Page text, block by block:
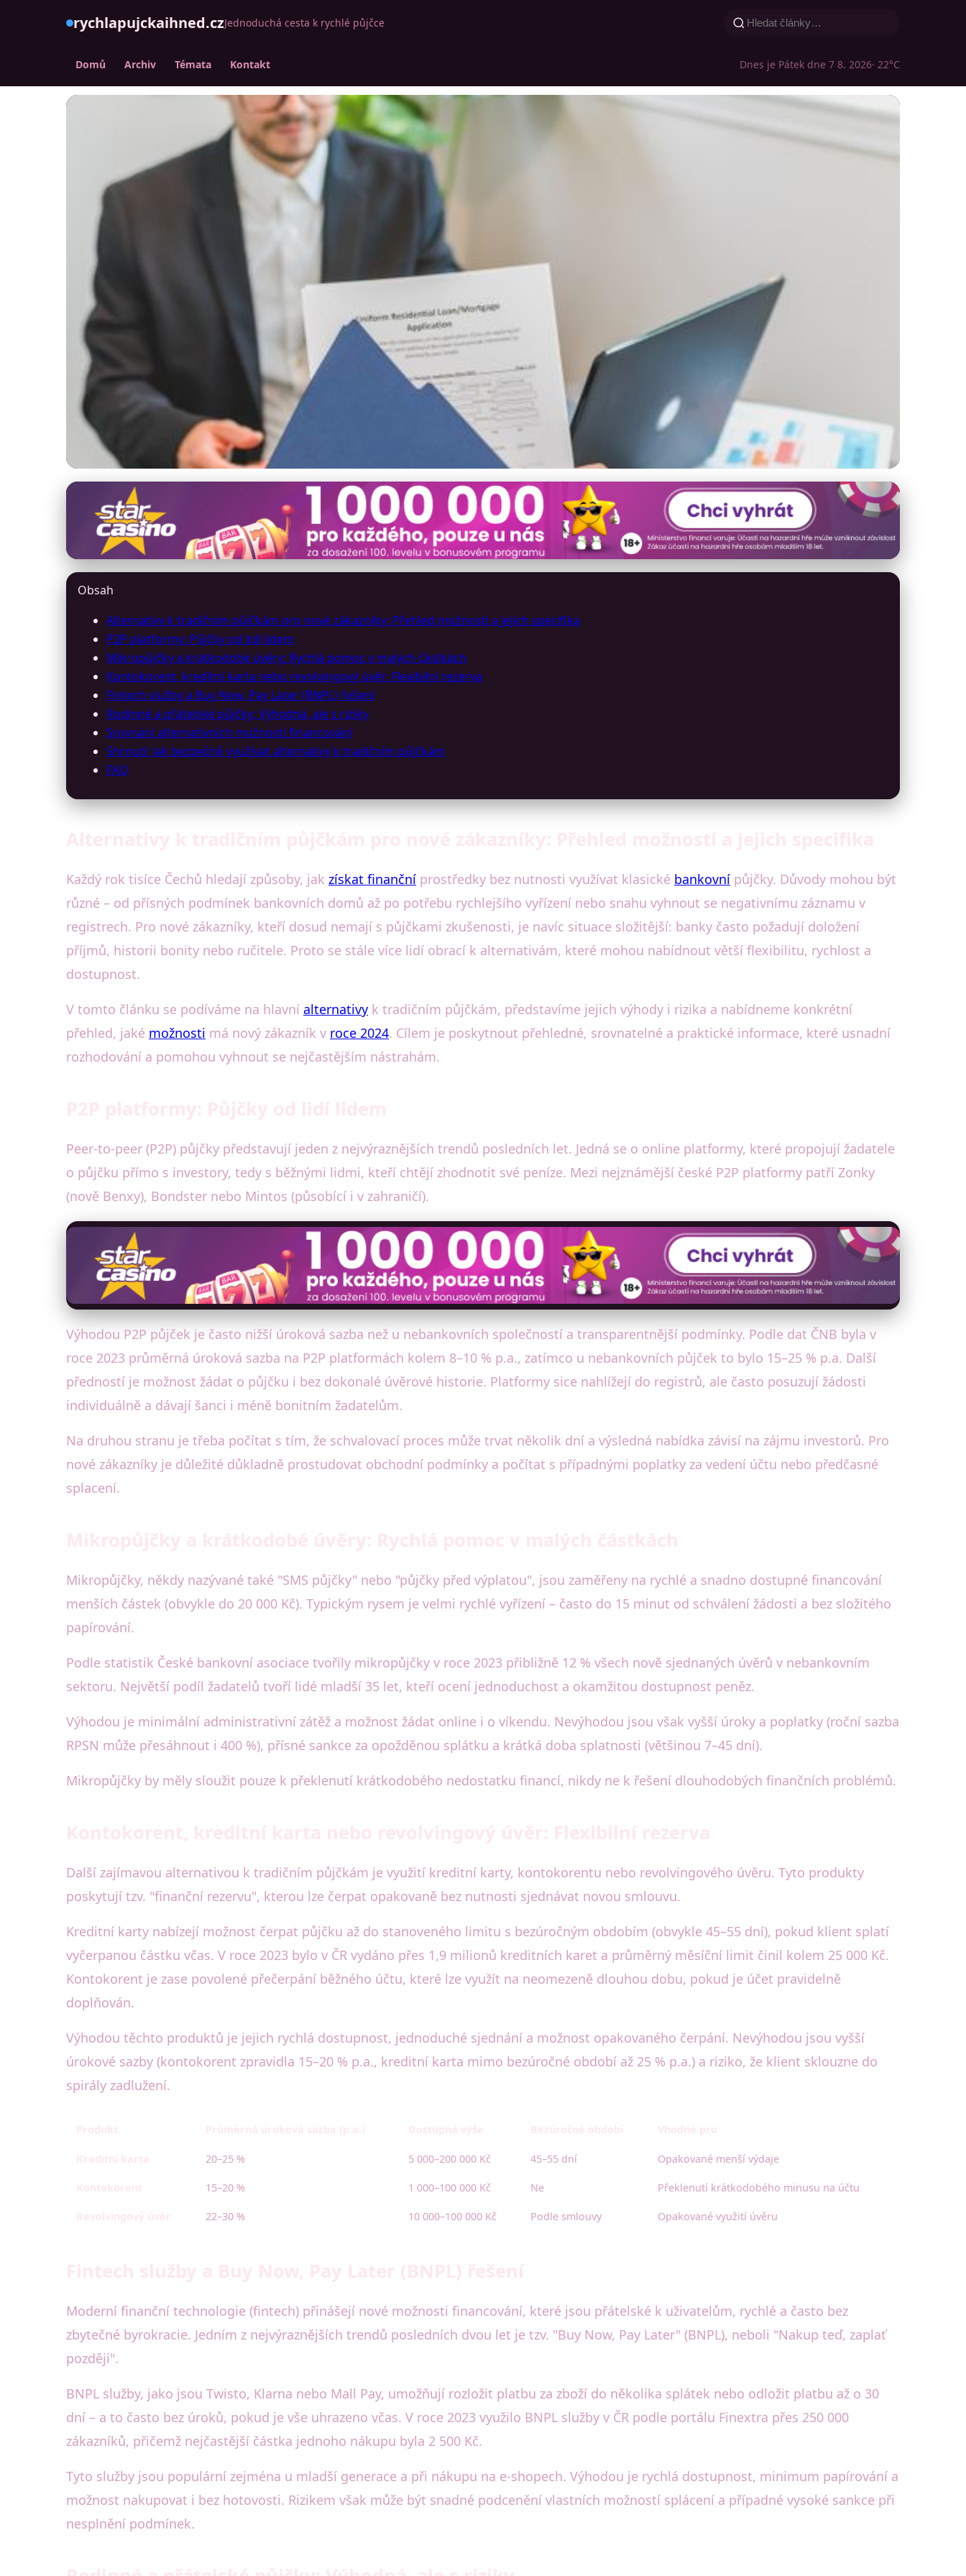
rychlapujckaihned.czJednoduchá cesta k rychlé půjčce
Domů Archiv Témata Kontakt Dnes je Pátek dne 7 8. 2026· 22°C
rychlapujckaihned.cz
Nové možnosti financování: Alternativy k tradičním půjčkám
v roce 2024
25. 6. 2026· 11 min čtení · Autor: Lucie Navrátilová
Obsah
Alternativy k tradičním půjčkám pro nové zákazníky: Přehled možností a jejich specifika
P2P platformy: Půjčky od lidí lidem
Mikropůjčky a krátkodobé úvěry: Rychlá pomoc v malých částkách
Kontokorent, kreditní karta nebo revolvingový úvěr: Flexibilní rezerva
Fintech služby a Buy Now, Pay Later (BNPL) řešení
Rodinné a přátelské půjčky: Výhodná, ale s riziky
Srovnání alternativních možností financování
Shrnutí: Jak bezpečně využívat alternativy k tradičním půjčkám
FAQ
Každý rok tisíce Čechů hledají způsoby, jak získat finanční prostředky bez nutnosti využívat klasické bankovní půjčky. Důvody mohou být
různé – od přísných podmínek bankovních domů až po potřebu rychlejšího vyřízení nebo snahu vyhnout se negativnímu záznamu v
registrech. Pro nové zákazníky, kteří dosud nemají s půjčkami zkušenosti, je navíc situace složitější: banky často požadují doložení
příjmů, historii bonity nebo ručitele. Proto se stále více lidí obrací k alternativám, které mohou nabídnout větší flexibilitu, rychlost a
dostupnost.
V tomto článku se podíváme na hlavní alternativy k tradičním půjčkám, představíme jejich výhody i rizika a nabídneme konkrétní
přehled, jaké možnosti má nový zákazník v roce 2024. Cílem je poskytnout přehledné, srovnatelné a praktické informace, které usnadní
rozhodování a pomohou vyhnout se nejčastějším nástrahám.
Peer-to-peer (P2P) půjčky představují jeden z nejvýraznějších trendů posledních let. Jedná se o online platformy, které propojují žadatele
o půjčku přímo s investory, tedy s běžnými lidmi, kteří chtějí zhodnotit své peníze. Mezi nejznámější české P2P platformy patří Zonky
(nově Benxy), Bondster nebo Mintos (působící i v zahraničí).
Výhodou P2P půjček je často nižší úroková sazba než u nebankovních společností a transparentnější podmínky. Podle dat ČNB byla v
roce 2023 průměrná úroková sazba na P2P platformách kolem 8–10 % p.a., zatímco u nebankovních půjček to bylo 15–25 % p.a. Další
předností je možnost žádat o půjčku i bez dokonalé úvěrové historie. Platformy sice nahlížejí do registrů, ale často posuzují žádosti
individuálně a dávají šanci i méně bonitním žadatelům.
Na druhou stranu je třeba počítat s tím, že schvalovací proces může trvat několik dní a výsledná nabídka závisí na zájmu investorů. Pro
nové zákazníky je důležité důkladně prostudovat obchodní podmínky a počítat s případnými poplatky za vedení účtu nebo předčasné
splacení.
Mikropůjčky, někdy nazývané také "SMS půjčky" nebo "půjčky před výplatou", jsou zaměřeny na rychlé a snadno dostupné financování
menších částek (obvykle do 20 000 Kč). Typickým rysem je velmi rychlé vyřízení – často do 15 minut od schválení žádosti a bez složitého
papírování.
Podle statistik České bankovní asociace tvořily mikropůjčky v roce 2023 přibližně 12 % všech nově sjednaných úvěrů v nebankovním
sektoru. Největší podíl žadatelů tvoří lidé mladší 35 let, kteří ocení jednoduchost a okamžitou dostupnost peněz.
Výhodou je minimální administrativní zátěž a možnost žádat online i o víkendu. Nevýhodou jsou však vyšší úroky a poplatky (roční sazba
RPSN může přesáhnout i 400 %), přísné sankce za opožděnou splátku a krátká doba splatnosti (většinou 7–45 dní).
Mikropůjčky by měly sloužit pouze k překlenutí krátkodobého nedostatku financí, nikdy ne k řešení dlouhodobých finančních problémů.
Další zajímavou alternativou k tradičním půjčkám je využití kreditní karty, kontokorentu nebo revolvingového úvěru. Tyto produkty
poskytují tzv. "finanční rezervu", kterou lze čerpat opakovaně bez nutnosti sjednávat novou smlouvu.
Kreditní karty nabízejí možnost čerpat půjčku až do stanoveného limitu s bezúročným obdobím (obvykle 45–55 dní), pokud klient splatí
vyčerpanou částku včas. V roce 2023 bylo v ČR vydáno přes 1,9 milionů kreditních karet a průměrný měsíční limit činil kolem 25 000 Kč.
Kontokorent je zase povolené přečerpání běžného účtu, které lze využít na neomezeně dlouhou dobu, pokud je účet pravidelně
doplňován.
Výhodou těchto produktů je jejich rychlá dostupnost, jednoduché sjednání a možnost opakovaného čerpání. Nevýhodou jsou vyšší
úrokové sazby (kontokorent zpravidla 15–20 % p.a., kreditní karta mimo bezúročné období až 25 % p.a.) a riziko, že klient sklouzne do
spirály zadlužení.
20–25 % 5 000–200 000 Kč 45–55 dní Opakované menší výdaje
15–20 % 1 000–100 000 Kč Ne Překlenutí krátkodobého minusu na účtu
22–30 % 10 000–100 000 Kč Podle smlouvy Opakované využití úvěru
Moderní finanční technologie (fintech) přinášejí nové možnosti financování, které jsou přátelské k uživatelům, rychlé a často bez
zbytečné byrokracie. Jedním z nejvýraznějších trendů posledních dvou let je tzv. "Buy Now, Pay Later" (BNPL), neboli "Nakup teď, zaplať
později".
BNPL služby, jako jsou Twisto, Klarna nebo Mall Pay, umožňují rozložit platbu za zboží do několika splátek nebo odložit platbu až o 30
dní – a to často bez úroků, pokud je vše uhrazeno včas. V roce 2023 využilo BNPL služby v ČR podle portálu Finextra přes 250 000
zákazníků, přičemž nejčastější částka jednoho nákupu byla 2 500 Kč.
Tyto služby jsou populární zejména u mladší generace a při nákupu na e-shopech. Výhodou je rychlá dostupnost, minimum papírování a
možnost nakupovat i bez hotovosti. Rizikem však může být snadné podcenění vlastních možností splácení a případné vysoké sankce při
nesplnění podmínek.